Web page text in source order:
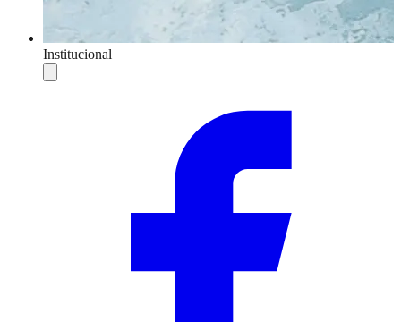
Institucional
Compartilhar